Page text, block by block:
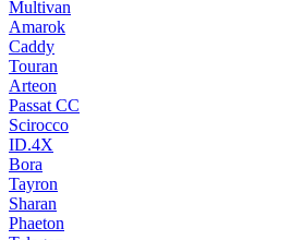
Multivan
Amarok
Caddy
Touran
Arteon
Passat CC
Scirocco
ID.4X
Bora
Tayron
Sharan
Phaeton